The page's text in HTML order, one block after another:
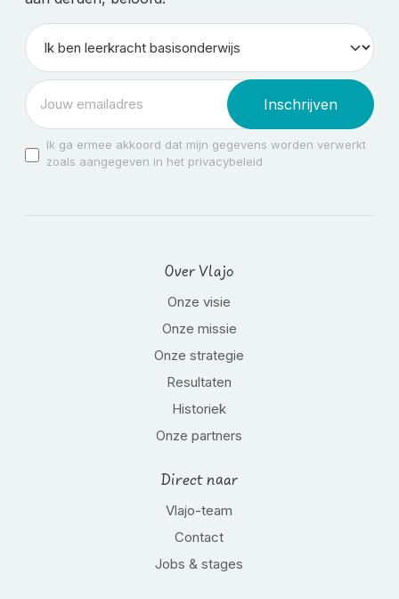
Inschrijven
Ik ga ermee akkoord dat mijn gegevens worden verwerkt
zoals aangegeven in het privacybeleid
Over Vlajo
Onze visie
Onze missie
Onze strategie
Resultaten
Historiek
Onze partners
Direct naar
Vlajo-team
Contact
Jobs & stages